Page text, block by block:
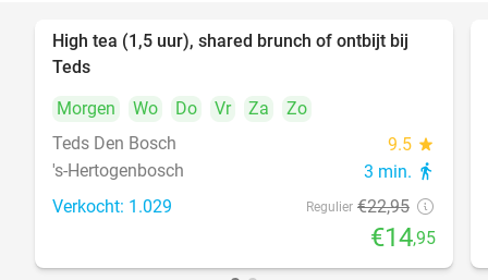
35%
High tea (1,5 uur), shared brunch of ontbijt bij
Teds
Morgen
Wo Do Vr Za
Zo
Teds Den Bosch
9.5 star
's-Hertogenbosch 3 min. directions_walk
Verkocht: 1.029 Regulier €22,95
€14,95